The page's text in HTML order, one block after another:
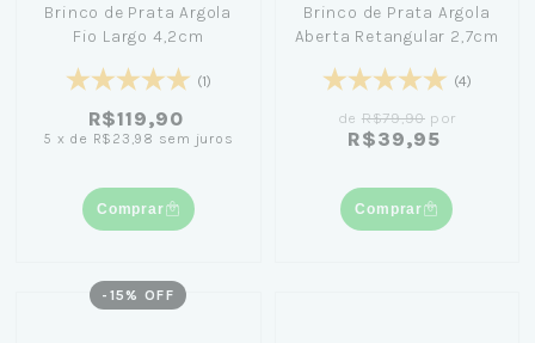
Brinco de Prata Argola
Fio Largo 4,2cm
(1)
R$119,90
5 x de R$23,98 sem juros
Comprar
Brinco de Prata Argola
Aberta Retangular 2,7cm
(4)
de R$79,90 por
R$39,95
Comprar
- 15 % OFF